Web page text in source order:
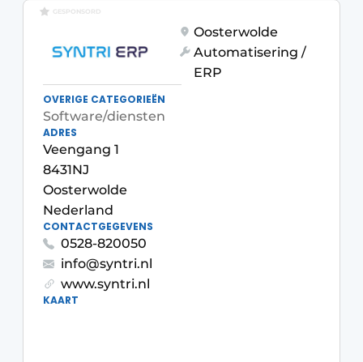
Evenement aanmelden
Meest gelezen
Podcasts
Privacy / Cookie statement
Vacature aanmelden
Vacatures
Video’s
GESPONSORD
Oosterwolde
Automatisering /
ERP
OVERIGE CATEGORIEËN
Software/diensten
ADRES
Veengang 1
8431NJ
Oosterwolde
Nederland
CONTACTGEGEVENS
0528-820050
info@syntri.nl
www.syntri.nl
KAART